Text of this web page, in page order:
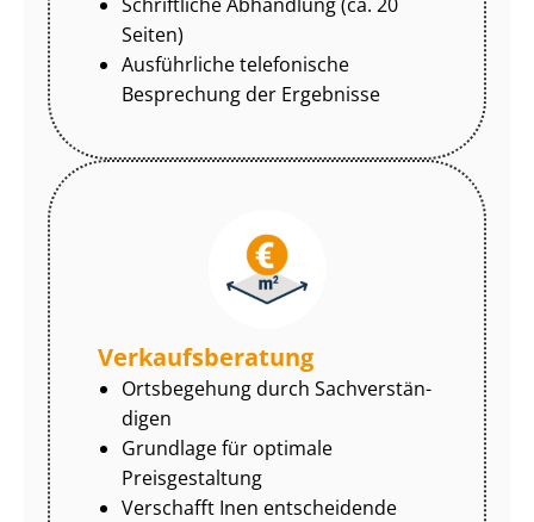
Seiten)
Ausführliche telefonische
Besprechung der Ergebnisse
Ver­kaufs­be­ra­tung
Ortsbegehung durch Sach­ver­stän­
di­gen
Grundlage für optimale
Preisgestaltung
Verschafft Inen entscheidende